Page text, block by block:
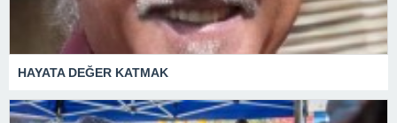
HAYATA DEĞER KATMAK